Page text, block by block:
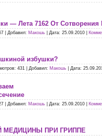
— Лета 7162 От
Добавил: Макошь Дата: 25.09.2010
избушки?
431 Добавил: Макошь Дата:
Добавил: Макошь Дата: 25.09.2010
МЕДИЦИНЫ ПРИ ГРИППЕ